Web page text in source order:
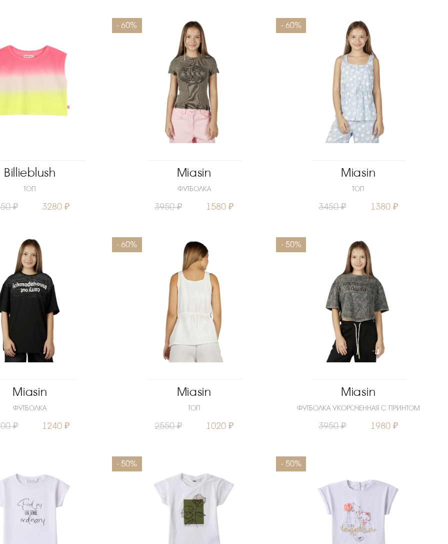
Billieblush
ТОП
₽ 3280 ₽
- 60%
Miasin
ФУТБОЛКА
3950 ₽ 1580 ₽
- 60%
Miasin
ТОП
3450 ₽ 1380 ₽
Miasin
ФУТБОЛКА
₽ 1240 ₽
- 60%
Miasin
ТОП
2550 ₽ 1020 ₽
- 50%
Miasin
ФУТБОЛКА УКОРОЧЕННАЯ С ПРИНТОМ
3950 ₽ 1980 ₽
- 50% - 50%